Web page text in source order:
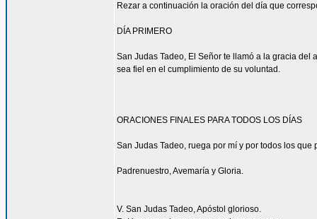
Rezar a continuación la oración del día que
DÍA PRIMERO
San Judas Tadeo, El Señor te llamó a la gracia
sea fiel en el cumplimiento de su voluntad.
ORACIONES FINALES PARA TODOS LOS DÍAS
San Judas Tadeo, ruega por mí y por todos los que
Padrenuestro, Avemaría y Gloria.
V. San Judas Tadeo, Apóstol glorioso.